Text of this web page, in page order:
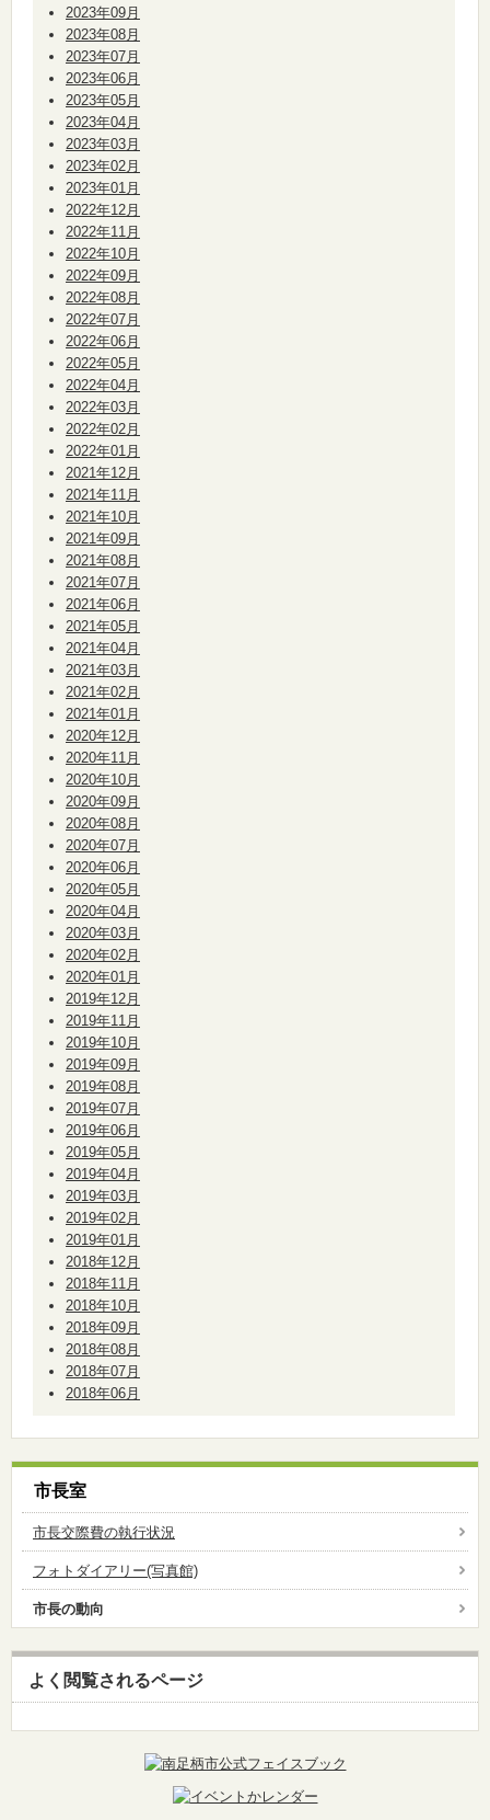
2023年09月
2023年08月
2023年07月
2023年06月
2023年05月
2023年04月
2023年03月
2023年02月
2023年01月
2022年12月
2022年11月
2022年10月
2022年09月
2022年08月
2022年07月
2022年06月
2022年05月
2022年04月
2022年03月
2022年02月
2022年01月
2021年12月
2021年11月
2021年10月
2021年09月
2021年08月
2021年07月
2021年06月
2021年05月
2021年04月
2021年03月
2021年02月
2021年01月
2020年12月
2020年11月
2020年10月
2020年09月
2020年08月
2020年07月
2020年06月
2020年05月
2020年04月
2020年03月
2020年02月
2020年01月
2019年12月
2019年11月
2019年10月
2019年09月
2019年08月
2019年07月
2019年06月
2019年05月
2019年04月
2019年03月
2019年02月
2019年01月
2018年12月
2018年11月
2018年10月
2018年09月
2018年08月
2018年07月
2018年06月
市長室
市長交際費の執行状況
フォトダイアリー(写真館)
市長の動向
よく閲覧されるページ